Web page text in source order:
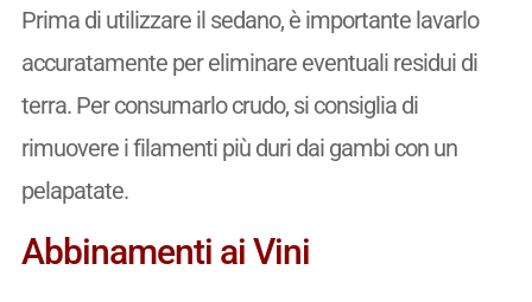
Prima di utilizzare il sedano, è importante lavarlo
accuratamente per eliminare eventuali residui di
terra. Per consumarlo crudo, si consiglia di
rimuovere i filamenti più duri dai gambi con un
pelapatate.
Abbinamenti ai Vini